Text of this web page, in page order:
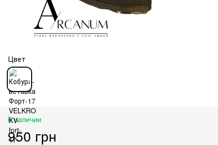
Цвет
В наличии
950 грн